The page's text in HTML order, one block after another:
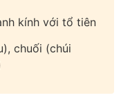
kính với tổ tiên
chuối (chúi